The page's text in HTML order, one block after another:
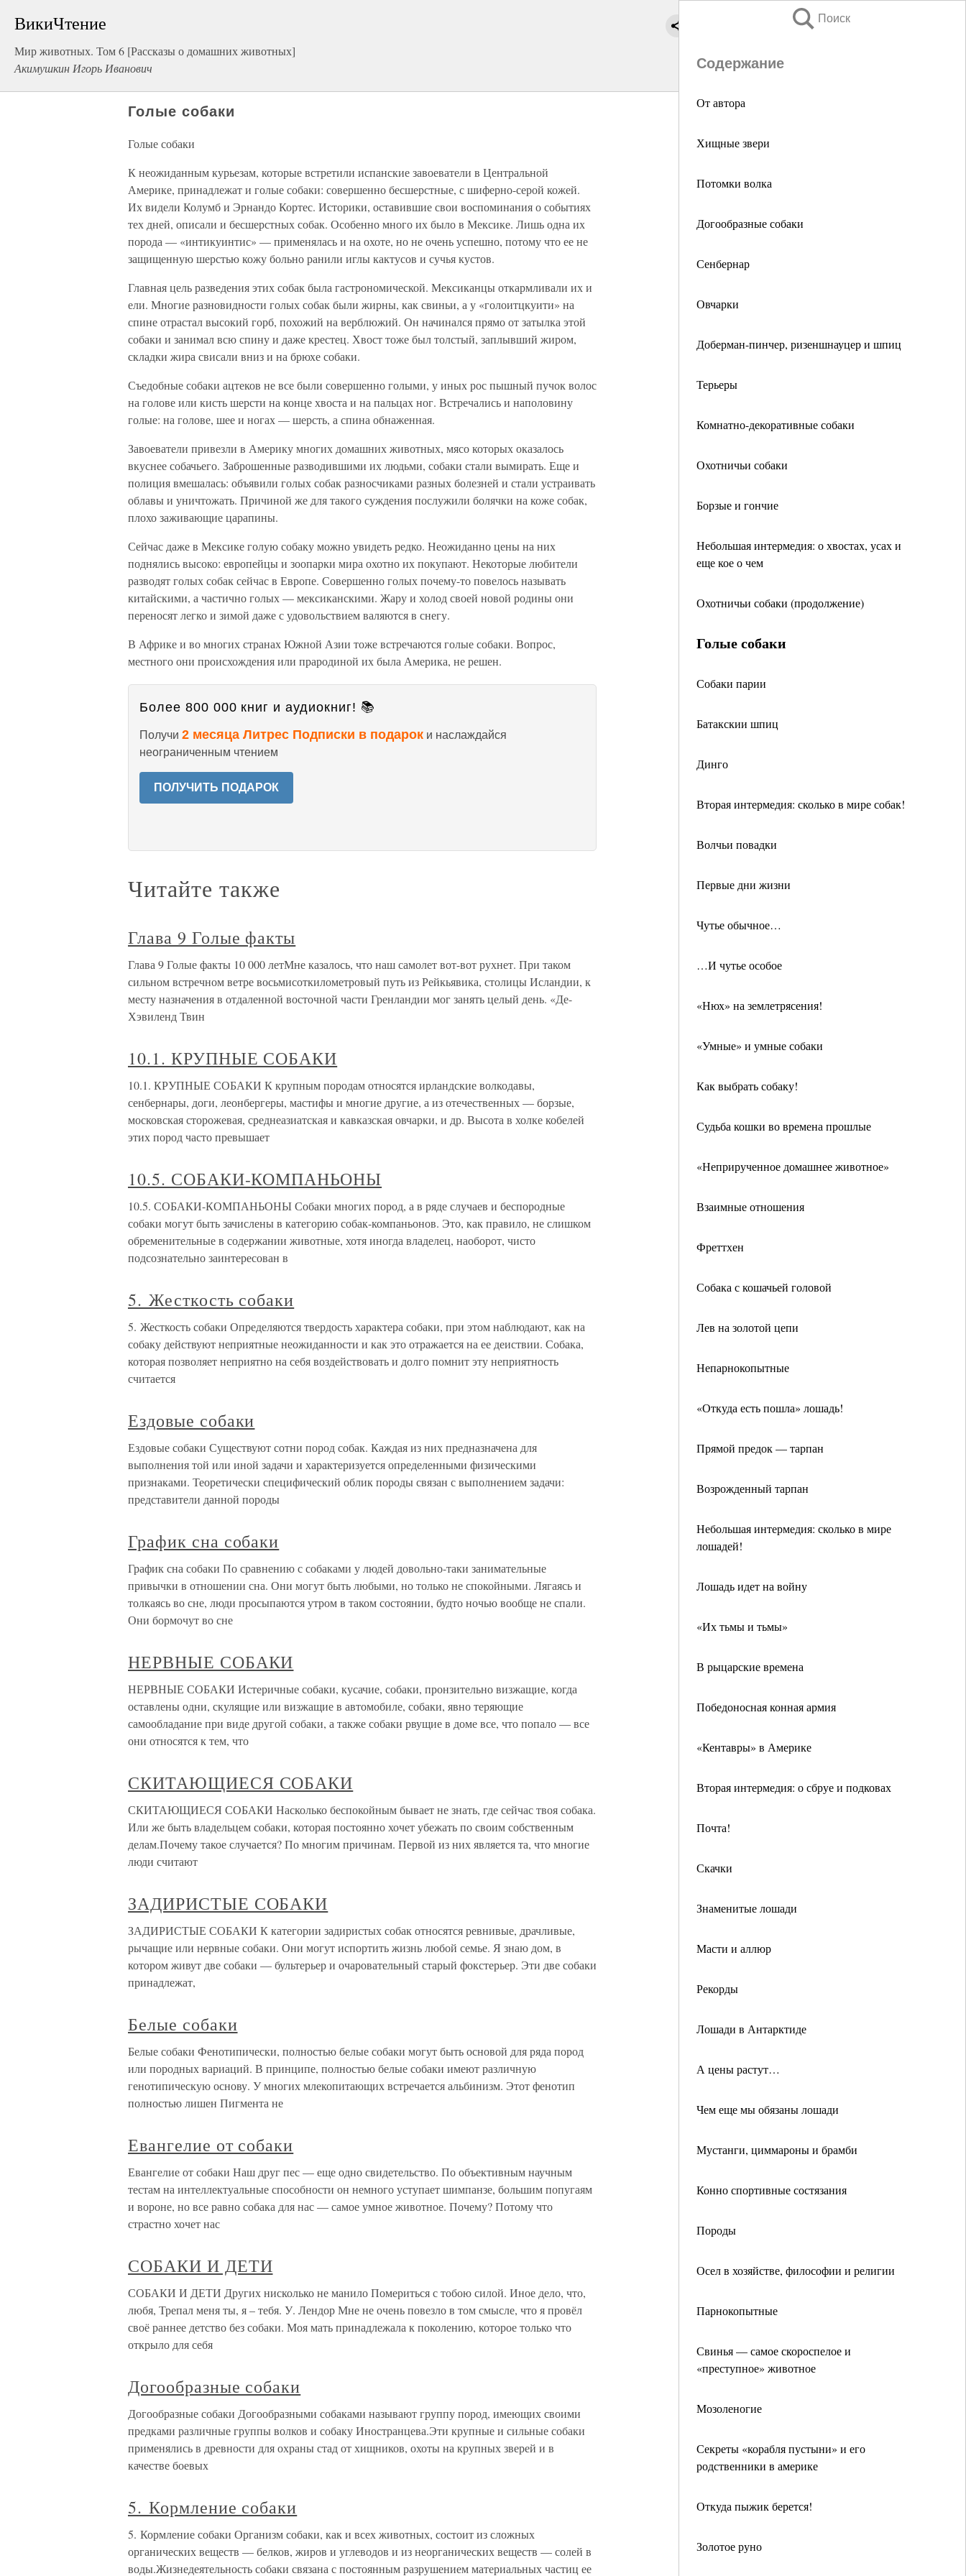
ВикиЧтение
Мир животных. Том 6 [Рассказы о домашних животных]
Акимушкин Игорь Иванович
Поиск
Содержание
От автора
Хищные звери
Потомки волка
Догообразные собаки
Сенбернар
Овчарки
Доберман-пинчер, ризеншнауцер и шпиц
Терьеры
Комнатно-декоративные собаки
Охотничьи собаки
Борзые и гончие
Небольшая интермедия: о хвостах, усах и
еще кое о чем
Охотничьи собаки (продолжение)
Голые собаки
Собаки парии
Батакскии шпиц
Динго
Вторая интермедия: сколько в мире собак!
Волчьи повадки
Первые дни жизни
Чутье обычное…
…И чутье особое
«Нюх» на землетрясения!
«Умные» и умные собаки
Как выбрать собаку!
Судьба кошки во времена прошлые
«Неприрученное домашнее животное»
Взаимные отношения
Фреттхен
Собака с кошачьей головой
Лев на золотой цепи
Непарнокопытные
«Откуда есть пошла» лошадь!
Прямой предок — тарпан
Возрожденный тарпан
Небольшая интермедия: сколько в мире
лошадей!
Лошадь идет на войну
«Их тьмы и тьмы»
В рыцарские времена
Победоносная конная армия
«Кентавры» в Америке
Вторая интермедия: о сбруе и подковах
Почта!
Скачки
Знаменитые лошади
Масти и аллюр
Рекорды
Лошади в Антарктиде
А цены растут…
Чем еще мы обязаны лошади
Мустанги, циммароны и брамби
Конно спортивные состязания
Породы
Осел в хозяйстве, философии и религии
Парнокопытные
Свинья — самое скороспелое и
«преступное» животное
Мозоленогие
Секреты «корабля пустыни» и его
родственники в америке
Откуда пыжик берется!
Золотое руно
Голые собаки
Голые собаки
К неожиданным курьезам, которые встретили испанские завоеватели в Центральной
Америке, принадлежат и голые собаки: совершенно бесшерстные, с шиферно-серой кожей.
Их видели Колумб и Эрнандо Кортес. Историки, оставившие свои воспоминания о событиях
тех дней, описали и бесшерстных собак. Особенно много их было в Мексике. Лишь одна их
порода — «интикуинтис» — применялась и на охоте, но не очень успешно, потому что ее не
защищенную шерстью кожу больно ранили иглы кактусов и сучья кустов.
Главная цель разведения этих собак была гастрономической. Мексиканцы откармливали их и
ели. Многие разновидности голых собак были жирны, как свиньи, а у «голоитцкуити» на
спине отрастал высокий горб, похожий на верблюжий. Он начинался прямо от затылка этой
собаки и занимал всю спину и даже крестец. Хвост тоже был толстый, заплывший жиром,
складки жира свисали вниз и на брюхе собаки.
Съедобные собаки ацтеков не все были совершенно голыми, у иных рос пышный пучок волос
на голове или кисть шерсти на конце хвоста и на пальцах ног. Встречались и наполовину
голые: на голове, шее и ногах — шерсть, а спина обнаженная.
Завоеватели привезли в Америку многих домашних животных, мясо которых оказалось
вкуснее собачьего. Заброшенные разводившими их людьми, собаки стали вымирать. Еще и
полиция вмешалась: объявили голых собак разносчиками разных болезней и стали устраивать
облавы и уничтожать. Причиной же для такого суждения послужили болячки на коже собак,
плохо заживающие царапины.
Сейчас даже в Мексике голую собаку можно увидеть редко. Неожиданно цены на них
поднялись высоко: европейцы и зоопарки мира охотно их покупают. Некоторые любители
разводят голых собак сейчас в Европе. Совершенно голых почему-то повелось называть
китайскими, а частично голых — мексиканскими. Жару и холод своей новой родины они
переносят легко и зимой даже с удовольствием валяются в снегу.
В Африке и во многих странах Южной Азии тоже встречаются голые собаки. Вопрос,
местного они происхождения или прародиной их была Америка, не решен.
Более 800 000 книг и аудиокниг! 📚
Получи 2 месяца Литрес Подписки в подарок и наслаждайся
неограниченным чтением
ПОЛУЧИТЬ ПОДАРОК
Читайте также
Глава 9 Голые факты
Глава 9 Голые факты 10 000 летМне казалось, что наш самолет вот-вот рухнет. При таком
сильном встречном ветре восьмисоткилометровый путь из Рейкьявика, столицы Исландии, к
месту назначения в отдаленной восточной части Гренландии мог занять целый день. «Де-
Хэвиленд Твин
10.1. КРУПНЫЕ СОБАКИ
10.1. КРУПНЫЕ СОБАКИ К крупным породам относятся ирландские волкодавы,
сенбернары, доги, леонбергеры, мастифы и многие другие, а из отечественных — борзые,
московская сторожевая, среднеазиатская и кавказская овчарки, и др. Высота в холке кобелей
этих пород часто превышает
10.5. СОБАКИ-КОМПАНЬОНЫ
10.5. СОБАКИ-КОМПАНЬОНЫ Собаки многих пород, а в ряде случаев и беспородные
собаки могут быть зачислены в категорию собак-компаньонов. Это, как правило, не слишком
обременительные в содержании животные, хотя иногда владелец, наоборот, чисто
подсознательно заинтересован в
5. Жесткость собаки
5. Жесткость собаки Определяются твердость характера собаки, при этом наблюдают, как на
собаку действуют неприятные неожиданности и как это отражается на ее деиствии. Собака,
которая позволяет неприятно на себя воздействовать и долго помнит эту неприятность
считается
Ездовые собаки
Ездовые собаки Существуют сотни пород собак. Каждая из них предназначена для
выполнения той или иной задачи и характеризуется определенными физическими
признаками. Теоретически специфический облик породы связан с выполнением задачи:
представители данной породы
График сна собаки
График сна собаки По сравнению с собаками у людей довольно-таки занимательные
привычки в отношении сна. Они могут быть любыми, но только не спокойными. Лягаясь и
толкаясь во сне, люди просыпаются утром в таком состоянии, будто ночью вообще не спали.
Они бормочут во сне
НЕРВНЫЕ СОБАКИ
НЕРВНЫЕ СОБАКИ Истеричные собаки, кусачие, собаки, пронзительно визжащие, когда
оставлены одни, скулящие или визжащие в автомобиле, собаки, явно теряющие
самообладание при виде другой собаки, а также собаки рвущие в доме все, что попало — все
они относятся к тем, что
СКИТАЮЩИЕСЯ СОБАКИ
СКИТАЮЩИЕСЯ СОБАКИ Насколько беспокойным бывает не знать, где сейчас твоя собака.
Или же быть владельцем собаки, которая постоянно хочет убежать по своим собственным
делам.Почему такое случается? По многим причинам. Первой из них является та, что многие
люди считают
ЗАДИРИСТЫЕ СОБАКИ
ЗАДИРИСТЫЕ СОБАКИ К категории задиристых собак относятся ревнивые, драчливые,
рычащие или нервные собаки. Они могут испортить жизнь любой семье. Я знаю дом, в
котором живут две собаки — бультерьер и очаровательный старый фокстерьер. Эти две собаки
принадлежат,
Белые собаки
Белые собаки Фенотипически, полностью белые собаки могут быть основой для ряда пород
или породных вариаций. В принципе, полностью белые собаки имеют различную
генотипическую основу. У многих млекопитающих встречается альбинизм. Этот фенотип
полностью лишен Пигмента не
Евангелие от собаки
Евангелие от собаки Наш друг пес — еще одно свидетельство. По объективным научным
тестам на интеллектуальные способности он немного уступает шимпанзе, большим попугаям
и вороне, но все равно собака для нас — самое умное животное. Почему? Потому что
страстно хочет нас
СОБАКИ И ДЕТИ
СОБАКИ И ДЕТИ Других нисколько не манило Помериться с тобою силой. Иное дело, что,
любя, Трепал меня ты, я – тебя. У. Лендор Мне не очень повезло в том смысле, что я провёл
своё раннее детство без собаки. Моя мать принадлежала к поколению, которое только что
открыло для себя
Догообразные собаки
Догообразные собаки Догообразными собаками называют группу пород, имеющих своими
предками различные группы волков и собаку Иностранцева.Эти крупные и сильные собаки
применялись в древности для охраны стад от хищников, охоты на крупных зверей и в
качестве боевых
5. Кормление собаки
5. Кормление собаки Организм собаки, как и всех животных, состоит из сложных
органических веществ — белков, жиров и углеводов и из неорганических веществ — солей в
воды.Жизнедеятельность собаки связана с постоянным разрушением материальных частиц ее